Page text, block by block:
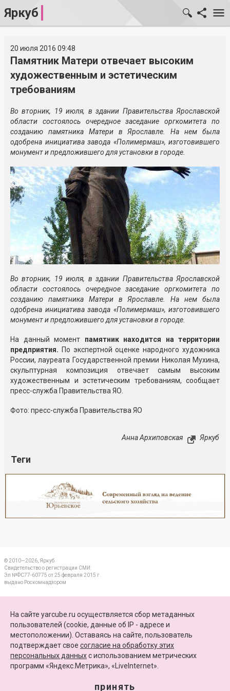
Яркуб
20 июля 2016 09:48
Памятник Матери отвечает высоким
художественным и эстетическим
требованиям
Во вторник, 19 июля, в здании Правительства Ярославской
области состоялось очередное заседание оргкомитета по
созданию памятника Матери в Ярославле. На нем была
одобрена инициатива завода «Полимермаш», изготовившего
монумент и предложившего для установки в городе.
Во вторник, 19 июля, в здании Правительства Ярославской
области состоялось очередное заседание оргкомитета по
созданию памятника Матери в Ярославле. На нем была
одобрена инициатива завода «Полимермаш», изготовившего
монумент и предложившего для установки в городе.
На данный момент памятник находится на территории
предприятия. По экспертной оценке народного художника
России, лауреата Государственной премии Николая Мухина,
скульптурная композиция отвечает самым высоким
художественным и эстетическим требованиям, сообщает
пресс-служба Правительства ЯО.
Фото: пресс-служба Правительства ЯО
Анна Архиповская Яркуб
Теги
© 2010—2026, Яркуб
Свидетельство о регистрации СМИ:
Эл №ФС77-60775 от 25 февраля 2015 г.
выдано Роскомнадзором
ПАРТНЕРЫ
КАРТА САЙТА
+7 (4852) 64-15-52
Сайт функционирует при финансовой поддержке Министерства цифрового развития,
На сайте yarcube.ru осуществляется сбор метаданных
пользователей (cookie, данные об IP - адресе и
местоположении). Оставаясь на сайте, пользователь
подтверждает свое согласие на обработку этих
персональных данныхc использованием метрических
программ «Яндекс.Метрика», «LiveInternet».
принять